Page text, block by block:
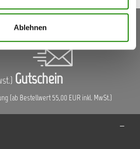
Ablehnen
& Informationen mehr
Gutschein
(ab Bestellwert 55,00 EUR inkl. MwSt.)